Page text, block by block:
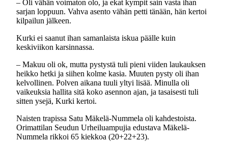
‒ Oli vähän voimaton olo, ja ekat kympit sain vasta ihan
sarjan loppuun. Vahva asento vähän petti tänään, hän kertoi
kilpailun jälkeen.
Kurki ei saanut ihan samanlaista iskua päälle kuin
keskiviikon karsinnassa.
‒ Makuu oli ok, mutta pystystä tuli pieni viiden laukauksen
heikko hetki ja siihen kolme kasia. Muuten pysty oli ihan
kelvollinen. Polven aikana tuuli yltyi lisää. Minulla oli
vaikeuksia hallita sitä koko asennon ajan, ja tasaisesti tuli
sitten ysejä, Kurki kertoi.
Naisten trapissa Satu Mäkelä-Nummela oli kahdestoista.
Orimattilan Seudun Urheiluampujia edustava Mäkelä-
Nummela rikkoi 65 kiekkoa (20+22+23).